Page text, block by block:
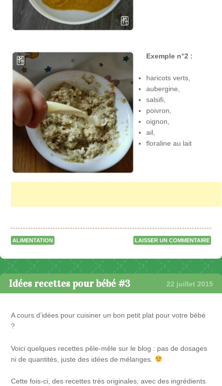
Exemple n°2 :
haricots verts,
aubergine,
salsifi,
poivron,
oignon,
ail,
floraline au lait
ALIMENTATION LAISSER UN COMMENTAIRE
Idées recettes pour bébé #3 22 juillet 2015
A cours d’idées pour cuisiner un bon petit plat pour votre bébé
?
Voici quelques recettes pêle-mêle sur le blog : pas de dosages
ni de quantités, juste des idées de mélanges.
Cette fois-ci, des recettes très originales, avec des ingrédients